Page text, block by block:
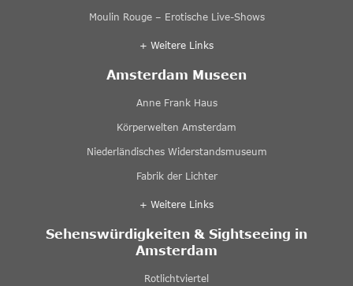
Moulin Rouge – Erotische Live-Shows
+ Weitere Links
Amsterdam Museen
Anne Frank Haus
Körperwelten Amsterdam
Niederländisches Widerstandsmuseum
Fabrik der Lichter
+ Weitere Links
Sehenswürdigkeiten & Sightseeing in
Amsterdam
Rotlichtviertel